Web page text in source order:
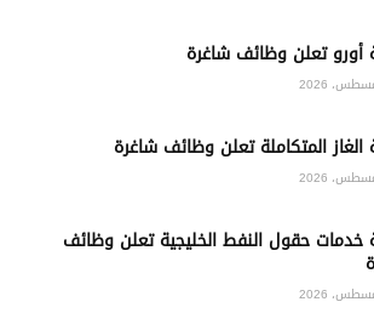
أورو تعلن وظائف شاغرة
المتكاملة تعلن وظائف شاغرة
حقول النفط الخليجية تعلن وظائف